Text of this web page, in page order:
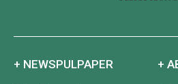
+ NEWSPULPAPER +